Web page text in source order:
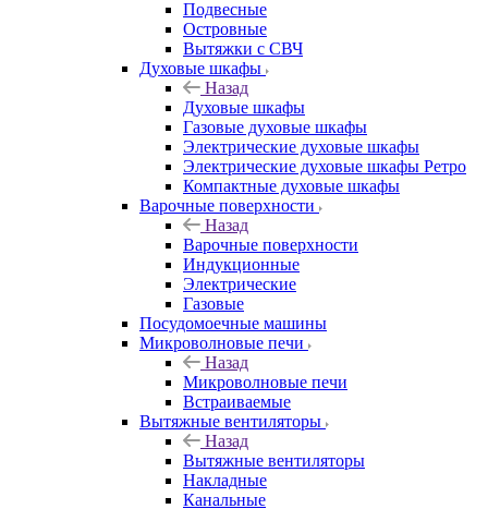
Подвесные
Островные
Вытяжки с СВЧ
Духовые шкафы
Назад
Духовые шкафы
Газовые духовые шкафы
Электрические духовые шкафы
Электрические духовые шкафы Ретро
Компактные духовые шкафы
Варочные поверхности
Назад
Варочные поверхности
Индукционные
Электрические
Газовые
Посудомоечные машины
Микроволновые печи
Назад
Микроволновые печи
Встраиваемые
Вытяжные вентиляторы
Назад
Вытяжные вентиляторы
Накладные
Канальные